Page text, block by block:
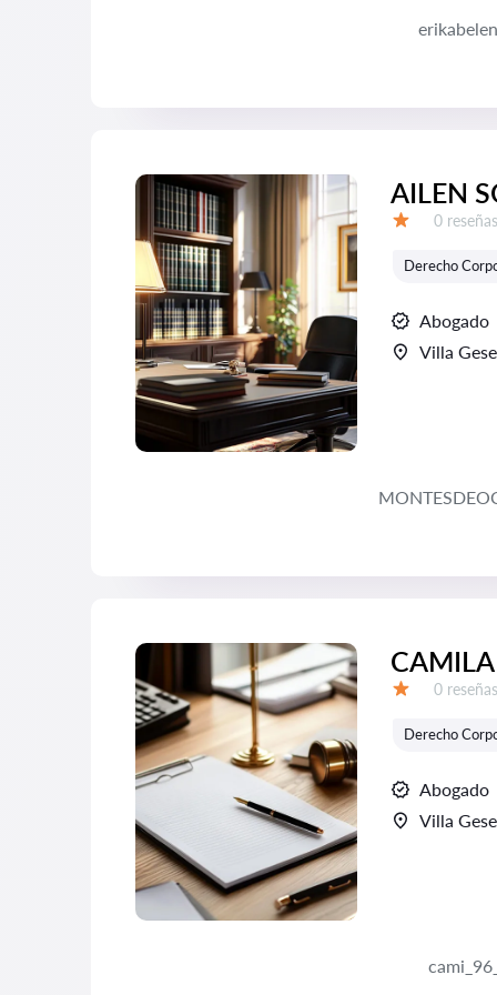
AILEN
Número
0 reseñas
Derecho
Abogado
Villa
CAMILA
Número
0 reseñas
Derecho
Abogado
Villa